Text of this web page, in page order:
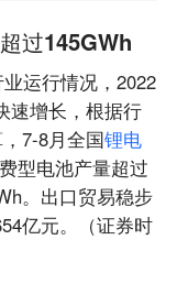
过145GWh
运行情况，2022
速增长，根据行
7-8月全国锂电
型电池产量超过
。出口贸易稳步
亿元。（证券时